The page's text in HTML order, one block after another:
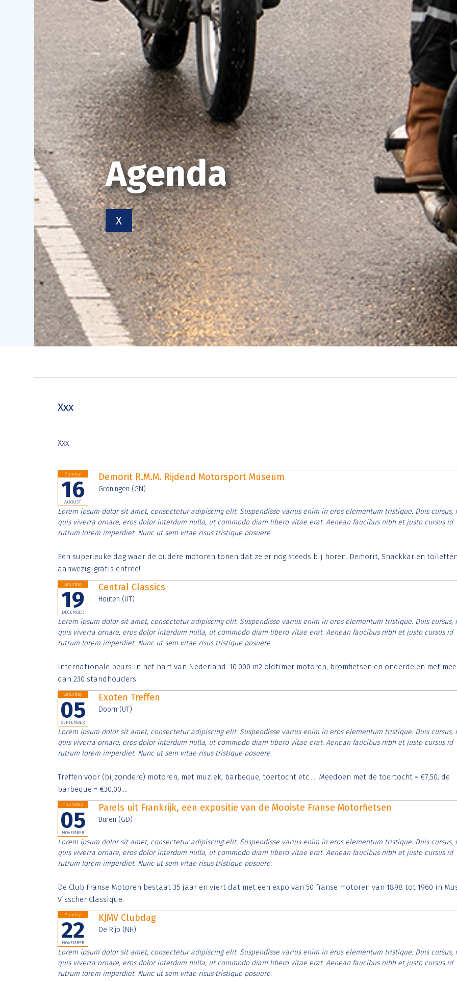
Agenda
X
Xxx
Xxx
Sunday
16
AUGUST
Demorit R.M.M. Rijdend Motorsport Museum
Groningen (GN)
Lorem ipsum dolor sit amet, consectetur adipiscing elit. Suspendisse varius enim in eros elementum tristique. Duis cursus,
quis viverra ornare, eros dolor interdum nulla, ut commodo diam libero vitae erat. Aenean faucibus nibh et justo cursus id
rutrum lorem imperdiet. Nunc ut sem vitae risus tristique posuere.
Een superleuke dag waar de oudere motoren tonen dat ze er nog steeds bij horen. Demorit, Snackkar en
aanwezig, gratis entree!
Saturday
19
DECEMBER
Central Classics
Houten (UT)
Lorem ipsum dolor sit amet, consectetur adipiscing elit. Suspendisse varius enim in eros elementum tristique. Duis cursus,
quis viverra ornare, eros dolor interdum nulla, ut commodo diam libero vitae erat. Aenean faucibus nibh et justo cursus id
rutrum lorem imperdiet. Nunc ut sem vitae risus tristique posuere.
Internationale beurs in het hart van Nederland. 10.000 m2 oldtimer motoren, bromfietsen en onderdelen met
dan 230 standhouders
Saturday
05
SEPTEMBER
Exoten Treffen
Doorn (UT)
Lorem ipsum dolor sit amet, consectetur adipiscing elit. Suspendisse varius enim in eros elementum tristique. Duis cursus,
quis viverra ornare, eros dolor interdum nulla, ut commodo diam libero vitae erat. Aenean faucibus nibh et justo cursus id
rutrum lorem imperdiet. Nunc ut sem vitae risus tristique posuere.
Treffen voor (bijzondere) motoren, met muziek, barbeque, toertocht etc..... Meedoen met de toertocht = €7,50, de
barbeque = €30,00....
Thursday
05
NOVEMBER
Parels uit Frankrijk, een expositie van de Mooiste Franse Motorfietsen
Buren (GD)
Lorem ipsum dolor sit amet, consectetur adipiscing elit. Suspendisse varius enim in eros elementum tristique. Duis cursus,
quis viverra ornare, eros dolor interdum nulla, ut commodo diam libero vitae erat. Aenean faucibus nibh et justo cursus id
rutrum lorem imperdiet. Nunc ut sem vitae risus tristique posuere.
De Club Franse Motoren bestaat 35 jaar en viert dat met een expo van 50 franse motoren van 1898 tot 1960 in
Visscher Classique.
Sunday
22
NOVEMBER
KJMV Clubdag
De Rijp (NH)
Lorem ipsum dolor sit amet, consectetur adipiscing elit. Suspendisse varius enim in eros elementum tristique. Duis cursus,
quis viverra ornare, eros dolor interdum nulla, ut commodo diam libero vitae erat. Aenean faucibus nibh et justo cursus id
rutrum lorem imperdiet. Nunc ut sem vitae risus tristique posuere.